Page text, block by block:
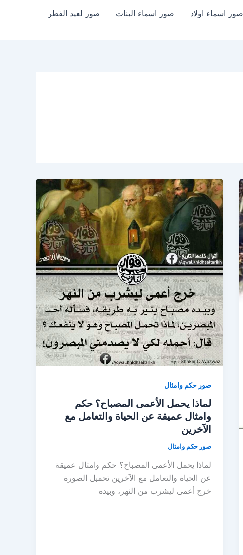
صور اسماء اولاد صور اسماء البنات
صور لعيد الفطر
صور حكم وامثال
لماذا يحمل الأعمى المصباح؟ حكم
وامثال عميقة عن الحياة والتعامل مع
الآخرين
صور حكم وامثال
لماذا يحمل الأعمى المصباح؟ حكم وامثال عميقة
عن الحياة والتعامل مع الآخرين تحميل الصورة
خرج أعمى ليشرب من النهر، وبيده